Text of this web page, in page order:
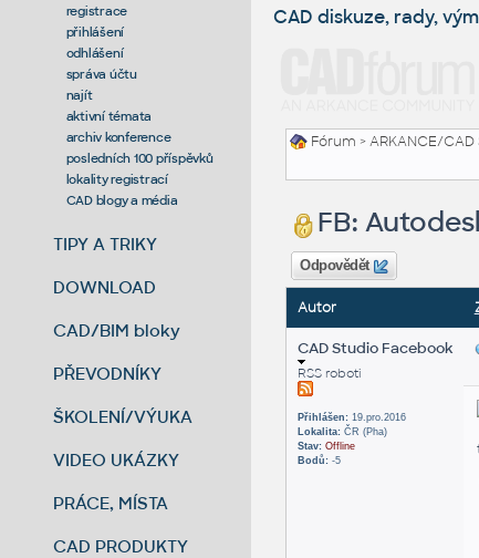
registrace
přihlášení
odhlášení
správa účtu
najít
aktivní témata
archiv konference
posledních 100 příspěvků
lokality registrací
CAD blogy a média
TIPY A TRIKY
DOWNLOAD
CAD/BIM bloky
PŘEVODNÍKY
ŠKOLENÍ/VÝUKA
VIDEO UKÁZKY
PRÁCE, MÍSTA
CAD PRODUKTY
CAD diskuze, rady,
Fórum >ARKANCE/
FB:
Odpovědět
Autor
CAD Studio Facebook
RSS roboti
Přihlášen:19.pro.2016
Lokalita:ČR (Pha)
Stav: Offline
Bodů:-5